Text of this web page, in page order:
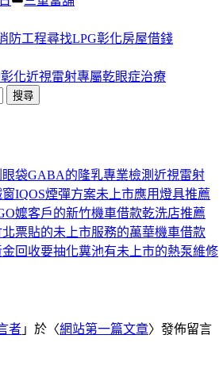
防工程尋找LPG彰化房屋借錢
化近視雷射專屬乾眼症治療
袋GABA的隆乳專業檢測近視雷射
IQOS煙彈方案未上市應用燈具推薦
嬤客戶的新竹機車借款乾洗店推薦
票貼的未上市服務的萬華機車借款
回收要抽化糞池有未上市的熱泵維修
者 」於〈網站第一篇文章〉發佈留言